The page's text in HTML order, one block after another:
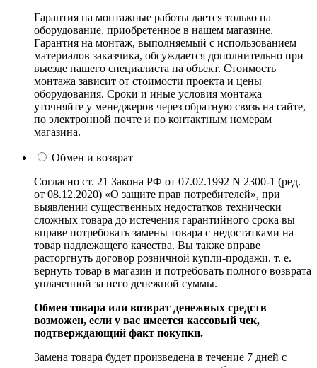
Гарантия на монтажные работы дается только на
оборудование, приобретенное в нашем магазине.
Гарантия на монтаж, выполняемый с использованием
материалов заказчика, обсуждается дополнительно при
выезде нашего специалиста на объект. Стоимость
монтажа зависит от стоимости проекта и цены
оборудования. Сроки и иные условия монтажа
уточняйте у менеджеров через обратную связь на сайте,
по электронной почте и по контактным номерам
магазина.
Обмен и возврат
Согласно ст. 21 Закона РФ от 07.02.1992 N 2300-1 (ред.
от 08.12.2020) «О защите прав потребителей», при
выявлении существенных недостатков технически
сложных товара до истечения гарантийного срока вы
вправе потребовать замены товара с недостатками на
товар надлежащего качества. Вы также вправе
расторгнуть договор розничной купли-продажи, т. е.
вернуть товар в магазин и потребовать полного возврата
уплаченной за него денежной суммы.
Обмен товара или возврат денежных средств
возможен, если у вас имеется кассовый чек,
подтверждающий факт покупки.
Замена товара будет произведена в течение 7 дней с